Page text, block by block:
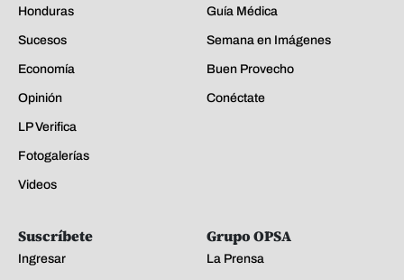
Honduras
Sucesos
Economía
Opinión
LP Verifica
Fotogalerías
Videos
Guía Médica
Semana en Imágenes
Buen Provecho
Conéctate
Suscríbete
Ingresar
Grupo OPSA
La Prensa